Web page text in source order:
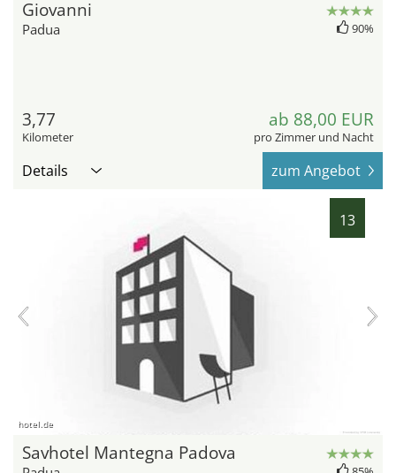
Giovanni
Padua 90%
3,77
Kilometer
ab 88,00 EUR
pro Zimmer und Nacht
Details zum Angebot
13
hotel.de
Savhotel Mantegna Padova